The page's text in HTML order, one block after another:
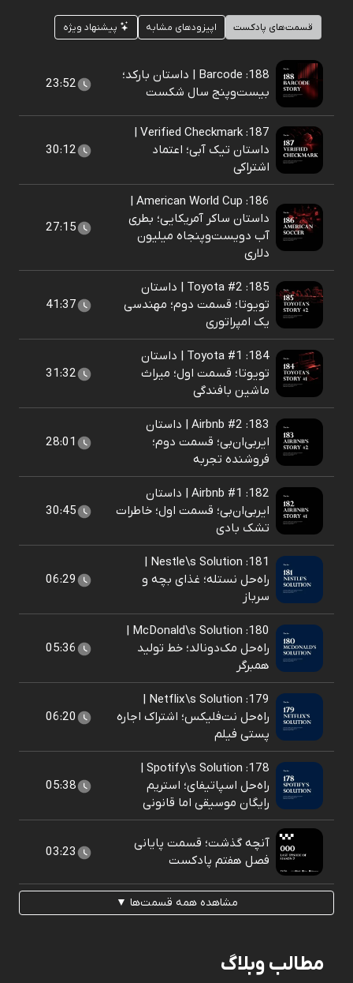
قسمت‌های پادکست اپیزودهای مشابه پیشنهاد ویژه
188: Barcode | داستان بارکد؛
بیست‌وپنج سال شکست
23:52
187: Verified Checkmark |
داستان تیک آبی؛ اعتماد
اشتراکی
30:12
186: American World Cup |
داستان ساکر آمریکایی؛ بطری
آب دویست‌و‌پنجاه میلیون
دلاری
27:15
185: Toyota #2 | داستان
تویوتا؛ قسمت دوم؛ مهندسی
یک امپراتوری
41:37
184: Toyota #1 | داستان
تویوتا؛ قسمت اول؛ میراث
ماشین بافندگی
31:32
183: Airbnb #2 | داستان
ایربی‌ان‌بی؛ قسمت دوم؛
فروشنده تجربه
28:01
182: Airbnb #1 | داستان
ایربی‌ان‌بی؛ قسمت اول؛ خاطرات
تشک بادی
30:45
181: Nestle\s Solution |
راه‌حل نستله؛ غذای بچه و
سرباز
06:29
180: McDonald\s Solution |
راه‌حل مک‌دونالد؛ خط تولید
همبرگر
05:36
179: Netflix\s Solution |
راه‌حل نت‌فلیکس؛ اشتراک اجاره
پستی فیلم
06:20
178: Spotify\s Solution |
راه‌حل اسپاتیفای؛ استریم
رایگان موسیقی اما قانونی
05:38
آنچه گذشت؛ قسمت پایانی
فصل هفتم پادکست
03:23
مشاهده همه قسمت‌ها ▼
مطالب وبلاگ